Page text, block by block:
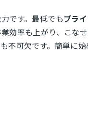
です。最低でもブラ
効率も上がり、こな
不可欠です。簡単に